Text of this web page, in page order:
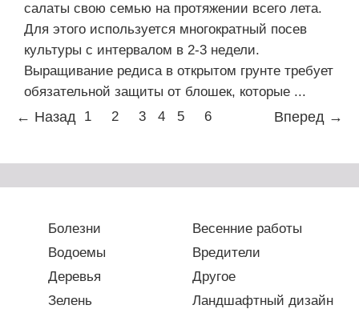
салаты свою семью на протяжении всего лета.
Для этого используется многократный посев
культуры с интервалом в 2-3 недели.
Выращивание редиса в открытом грунте требует
обязательной защиты от блошек, которые ...
Вперед →
← Назад 1 2 3 4 5 6
Болезни
Весенние работы
Водоемы
Вредители
Деревья
Другое
Зелень
Ландшафтный дизайн